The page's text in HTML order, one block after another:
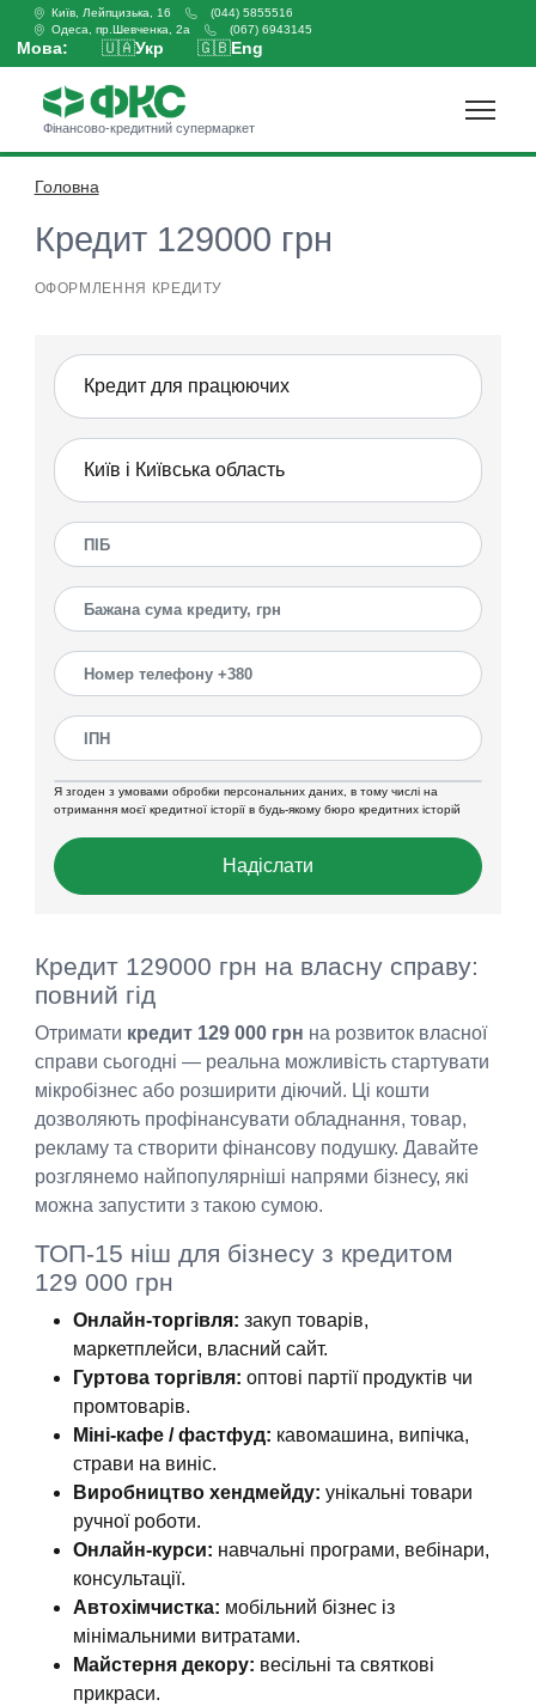
Київ, Лейпцизька, 16
(044) 5855516
Одеса, пр.Шевченка, 2а
(067) 6943145
Мова: 🇺🇦Укр 🇬🇧Eng
Фінансово-кредитний супермаркет
Головна
Кредит 129000 грн
ОФОРМЛЕННЯ КРЕДИТУ
Я згоден з умовами обробки персональних даних, в тому числі на
отримання моєї кредитної історії в будь-якому бюро кредитних історій
Надіслати
Кредит 129000 грн на власну справу:
повний гід
Отримати кредит 129 000 грн на розвиток власної
справи сьогодні — реальна можливість стартувати
мікробізнес або розширити діючий. Ці кошти
дозволяють профінансувати обладнання, товар,
рекламу та створити фінансову подушку. Давайте
розглянемо найпопулярніші напрями бізнесу, які
можна запустити з такою сумою.
ТОП-15 ніш для бізнесу з кредитом
129 000 грн
Онлайн-торгівля: закуп товарів,
маркетплейси, власний сайт.
Гуртова торгівля: оптові партії продуктів чи
промтоварів.
Міні-кафе / фастфуд: кавомашина, випічка,
страви на виніс.
Виробництво хендмейду: унікальні товари
ручної роботи.
Онлайн-курси: навчальні програми, вебінари,
консультації.
Автохімчистка: мобільний бізнес із
мінімальними витратами.
Майстерня декору: весільні та святкові
прикраси.